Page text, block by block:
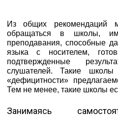
Из общих рекомендаций
обращаться в школы,
преподавания, способные
языка с носителем,
подтвержденные
слушателей. Такие
«дефицитности»
Тем не менее, такие школы
Занимаясь